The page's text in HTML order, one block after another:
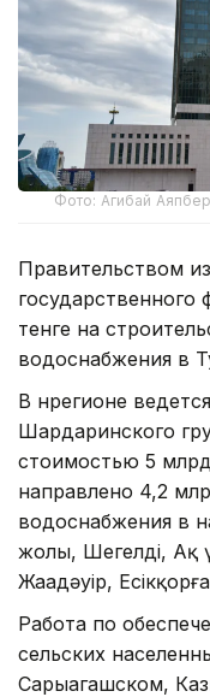
Фото: Агибай
Правительством
тенге на
водоснабжения в
В нрегионе
Шардаринского
стоимостью 5
направлено 4,2
водоснабжения в
жолы, Шеңгелді, Ақ
Жаңадәуір,
Работа по
сельских
Сарыагашском,